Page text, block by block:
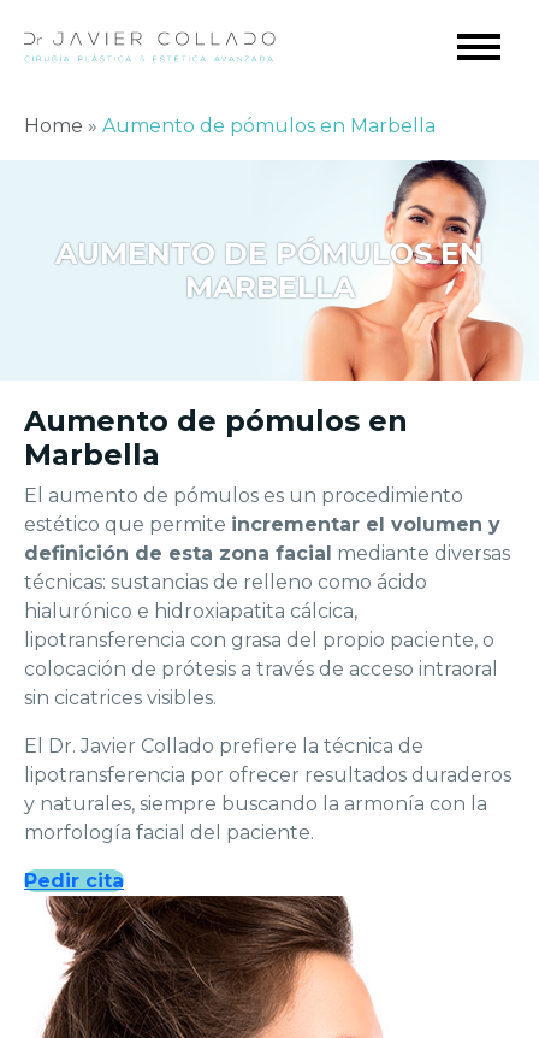
Home » Aumento de pómulos en Marbella
AUMENTO DE PÓMULOS EN
MARBELLA
Aumento de pómulos en
Marbella
El aumento de pómulos es un procedimiento
estético que permite incrementar el volumen y
definición de esta zona facial mediante diversas
técnicas: sustancias de relleno como ácido
hialurónico e hidroxiapatita cálcica,
lipotransferencia con grasa del propio paciente, o
colocación de prótesis a través de acceso intraoral
sin cicatrices visibles.
El Dr. Javier Collado prefiere la técnica de
lipotransferencia por ofrecer resultados duraderos
y naturales, siempre buscando la armonía con la
morfología facial del paciente.
Pedir cita